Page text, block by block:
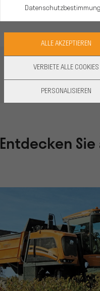
Entdecken Sie
ALLE AKZEPTIEREN
VERBIETE ALLE COOKIES
PERSONALISIEREN